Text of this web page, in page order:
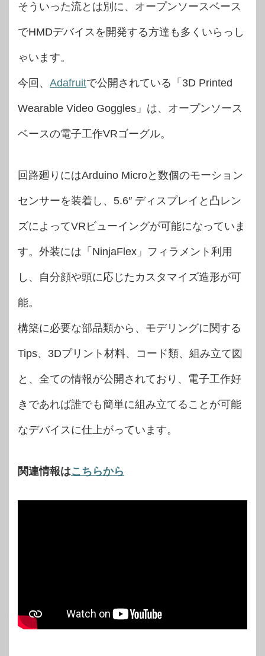
そういった流とは別に、オープンソースベース
でHMDデバイスを開発する方達も多くいらっし
ゃいます。
今回、 Adafruitで公開されている「3D Printed
Wearable Video Goggles」は、オープンソース
ベースの電子工作VRゴーグル。
回路廻りにはArduino Microと数個のモーション
センサーを装着し、5.6″ ディスプレイと凸レン
ズによってVRビューイングが可能になっていま
す。外装には「NinjaFlex」フィラメント利用
し、自分顔や頭に応じたカスタマイズ造形が可
能。
構築に必要な部品類から、モデリングに関する
Tips、3Dプリント材料、コード類、組み立て図
と、全ての情報が公開されており、電子工作好
きであれば誰でも簡単に組み立てることが可能
なデバイスに仕上がっています。
関連情報はこちらから